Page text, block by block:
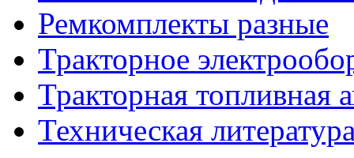
Ремкомплекты разные
Тракторное
Тракторная топливная
Техническая